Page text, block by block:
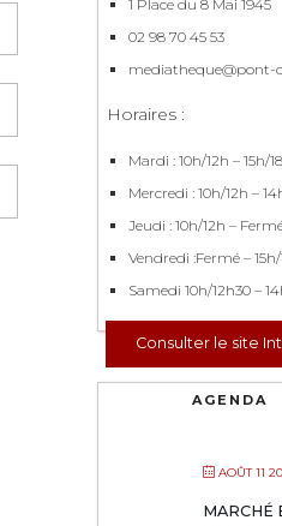
1 Place du 8 Mai 1945
02 98 70 45 53
mediatheque@pont-
Horaires :
Mardi : 10h/12h – 15h/
Mercredi : 10h/12h –
Jeudi : 10h/12h –
Vendredi :Fermé – 15h/
Samedi 10h/12h30 –
Consulter le site
AGENDA
AOÛT 11
MARCHÉ